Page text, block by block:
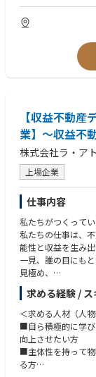
・英語でのコミュ
・CADを使用する
【求める人物像】
・図面を細かく確
・問題が発生した
冷静に原因を分析
・確実性、再現性
【収益不動
業】～収益不
株式会社ラ・ア
上場企業
仕事内容
私たちがつくって
私たちの仕事は、
能性と収益を生み
一見、誰の目にも
見極め、
デザイン・機能・
息吹を吹き込んでい
「この場所をどう
使ってもらいたい
ひとつひとつのプ
求める経験 / ス
＜求める人材（人
■自ら積極的に学
向上させたい方
■主体性を持って
る方